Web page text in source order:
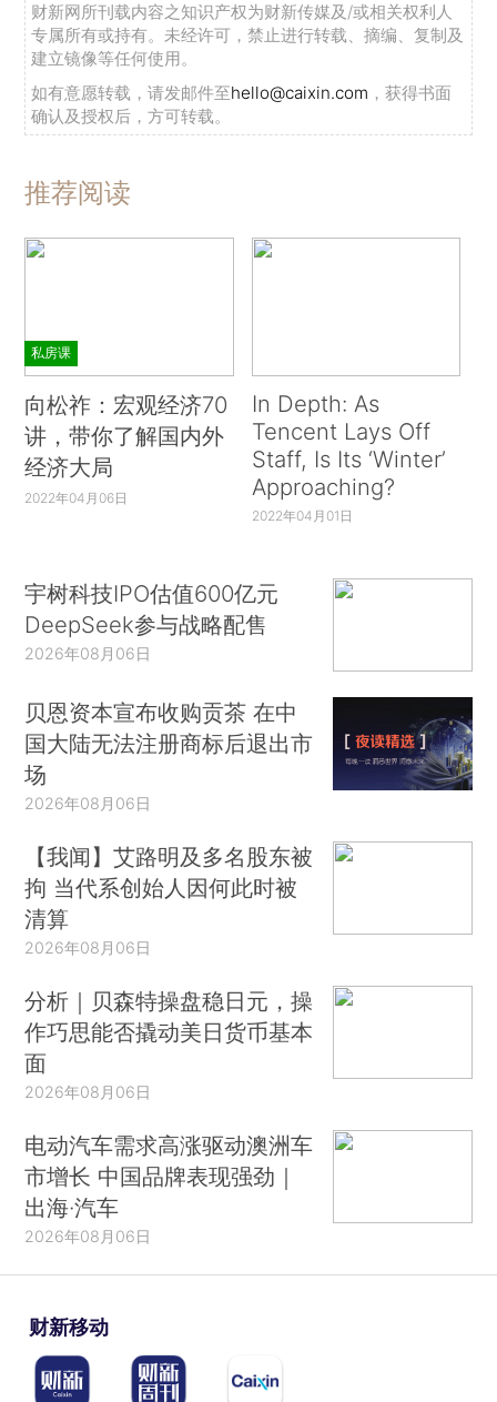
财新网所刊载内容之知识产权为财新传媒及/或相关权利人
专属所有或持有。未经许可，禁止进行转载、摘编、复制及
建立镜像等任何使用。
如有意愿转载，请发邮件至hello@caixin.com ，获得书面
确认及授权后，方可转载。
推荐阅读
私房课
向松祚：宏观经济70
讲，带你了解国内外
经济大局
2022年04月06日
In Depth: As
Tencent Lays Off
Staff, Is Its ‘Winter’
Approaching?
2022年04月01日
宇树科技IPO估值600亿元
DeepSeek参与战略配售
2026年08月06日
贝恩资本宣布收购贡茶 在中
国大陆无法注册商标后退出市
场
2026年08月06日
【我闻】艾路明及多名股东被
拘 当代系创始人因何此时被
清算
2026年08月06日
分析｜贝森特操盘稳日元，操
作巧思能否撬动美日货币基本
面
2026年08月06日
电动汽车需求高涨驱动澳洲车
市增长 中国品牌表现强劲｜
出海·汽车
2026年08月06日
财新移动